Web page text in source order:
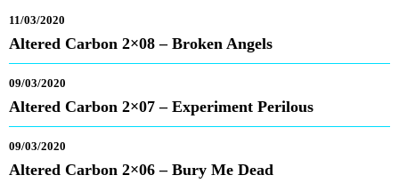
11/03/2020
Altered Carbon 2×08 – Broken Angels
09/03/2020
Altered Carbon 2×07 – Experiment Perilous
09/03/2020
Altered Carbon 2×06 – Bury Me Dead